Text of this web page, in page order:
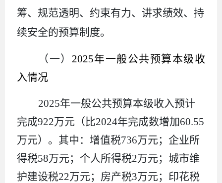
筹、规范透明、约束有力、讲求绩效、持
续安全的预算制度。
（ 一） 2025年一般公共预算本级收
入情况
2025年一般公共预算本级收入预计
完成922万元（比2024年完成数增加60.55
万元）。其中：增值税736万元；企业所
得税58万元；个人所得税2万元；城市维
护建设税22万元；房产税3万元；印花税